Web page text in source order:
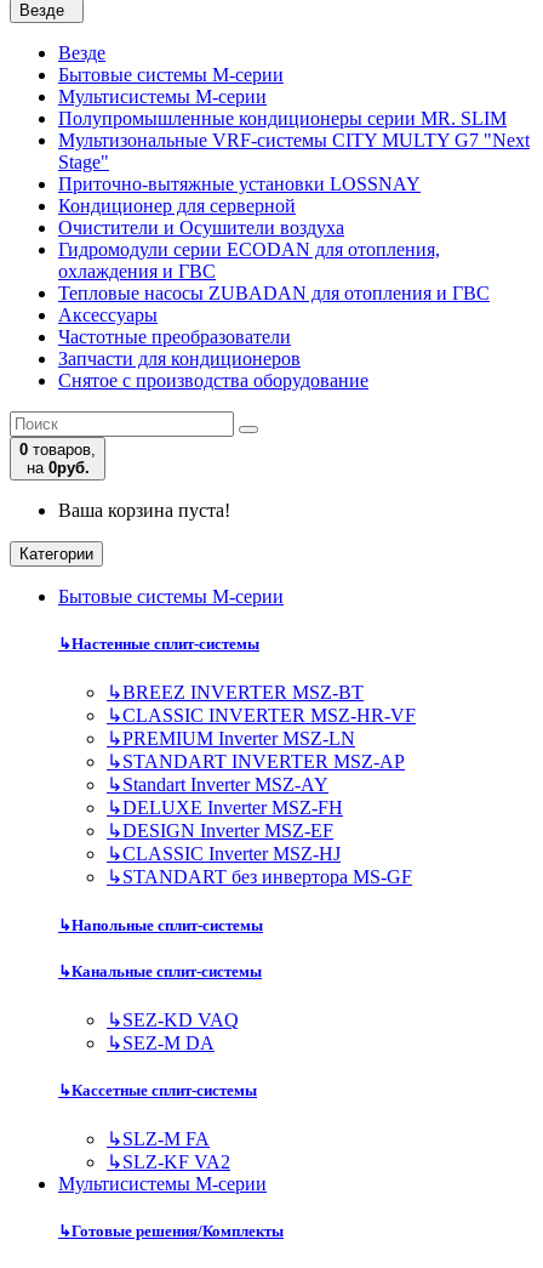
Везде
Везде
Бытовые системы M-серии
Мультисистемы M-серии
Полупромышленные кондиционеры серии MR. SLIM
Мультизональные VRF-системы CITY MULTY G7 "Next
Stage"
Приточно-вытяжные установки LOSSNAY
Кондиционер для серверной
Очистители и Осушители воздуха
Гидромодули серии ECODAN для отопления,
охлаждения и ГВС
Тепловые насосы ZUBADAN для отопления и ГВС
Аксесcуары
Частотные преобразователи
Запчасти для кондиционеров
Снятое с производства оборудование
0 товаров,
на 0руб.
Ваша корзина пуста!
Категории
Бытовые системы M-серии
↳Настенные сплит-системы
↳BREEZ INVERTER MSZ-BT
↳CLASSIC INVERTER MSZ-HR-VF
↳PREMIUM Inverter MSZ-LN
↳STANDART INVERTER MSZ-AP
↳Standart Inverter MSZ-AY
↳DELUXE Inverter MSZ-FH
↳DESIGN Inverter MSZ-EF
↳CLASSIC Inverter MSZ-HJ
↳STANDART без инвертора MS-GF
↳Напольные сплит-системы
↳Канальные сплит-системы
↳SEZ-KD VAQ
↳SEZ-M DA
↳Кассетные сплит-системы
↳SLZ-M FA
↳SLZ-KF VA2
Мультисистемы M-серии
↳Готовые решения/Комплекты